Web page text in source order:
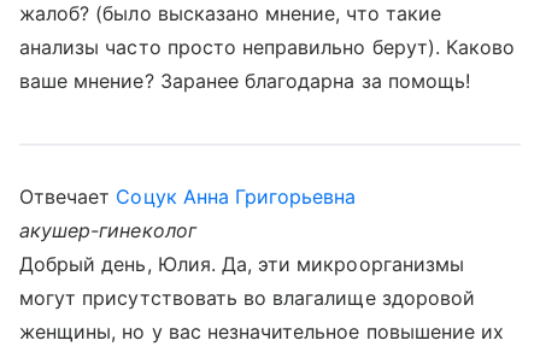
жалоб? (было высказано мнение, что такие
анализы часто просто неправильно берут). Каково
ваше мнение? Заранее благодарна за помощь!
Отвечает Соцук Анна Григорьевна
акушер-гинеколог
Добрый день, Юлия. Да, эти микроорганизмы
могут присутствовать во влагалище здоровой
женщины, но у вас незначительное повышение их